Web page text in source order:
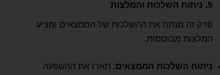
5. ניתוח השלכות והמלצות
פרק זה מנתח את ההשלכות של הממצאים ומציע
המלצות מבוססות.
ניתוח השלכות הממצאים: תארו את ההשפעה